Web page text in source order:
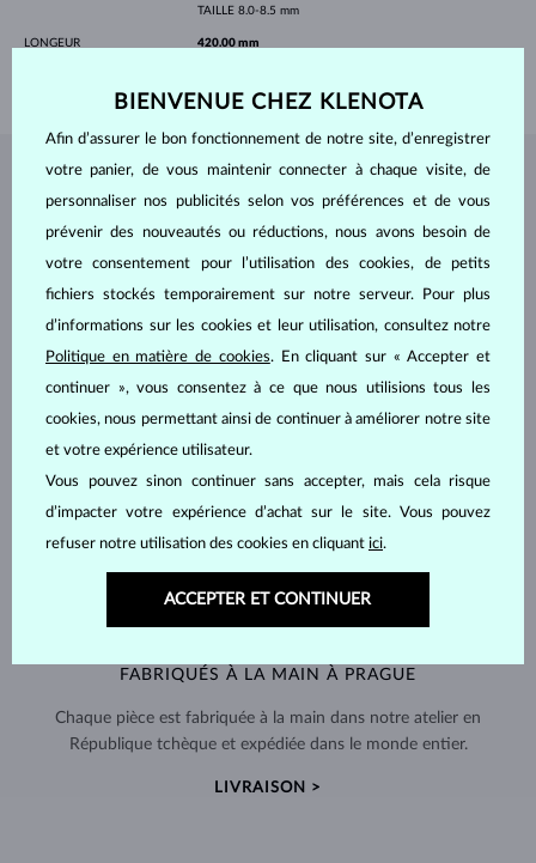
TAILLE 8.0-8.5 mm
LONGEUR 420.00 mm
BIJOUX DE L'ATELIER KLENOTA
FABRIQUÉS À LA MAIN À PRAGUE
Chaque pièce est fabriquée à la main dans notre atelier en
République tchèque et expédiée dans le monde entier.
LIVRAISON >
BIENVENUE CHEZ KLENOTA
Afin d’assurer le bon fonctionnement de notre site, d’enregistrer
votre panier, de vous maintenir connecter à chaque visite, de
personnaliser nos publicités selon vos préférences et de vous
prévenir des nouveautés ou réductions, nous avons besoin de
votre consentement pour l’utilisation des cookies, de petits
fichiers stockés temporairement sur notre serveur. Pour plus
d’informations sur les cookies et leur utilisation, consultez notre
Politique en matière de cookies. En cliquant sur « Accepter et
continuer », vous consentez à ce que nous utilisions tous les
cookies, nous permettant ainsi de continuer à améliorer notre site
et votre expérience utilisateur.
Vous pouvez sinon continuer sans accepter, mais cela risque
d’impacter votre expérience d’achat sur le site. Vous pouvez
refuser notre utilisation des cookies en cliquant ici.
ACCEPTER ET CONTINUER